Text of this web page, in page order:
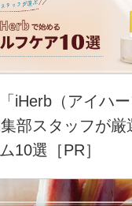
iHerb（アイハ
部スタッフが厳
10選［PR］